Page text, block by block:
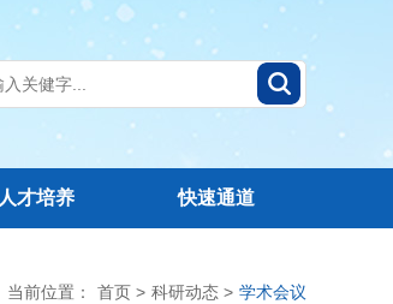
人才培养 快速通道
当前位置： 首页 > 科研动态 > 学术会议